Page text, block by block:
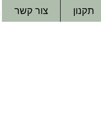
צור קשר תקנון